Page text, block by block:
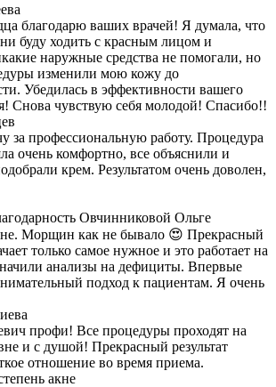
благодарю ваших врачей! Я думала, что
буду ходить с красным лицом и
наружные средства не помогали, но
изменили мою кожу до
Убедилась в эффективности вашего
Снова чувствую себя молодой! Спасибо!!
за профессиональную работу. Процедура
очень комфортно, все объяснили и
крем. Результатом очень доволен,
Овчинниковой Ольге
Морщин как не бывало 😍 Прекрасный
только самое нужное и это работает на
анализы на дефициты. Впервые
подход к пациентам. Я очень
профи! Все процедуры проходят на
и с душой! Прекрасный результат
отношение во время приема.
акне